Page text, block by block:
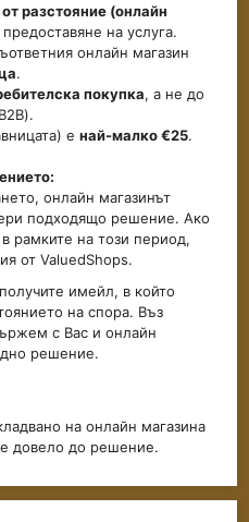
разстояние (онлайн
на услуга.
онлайн магазин
.
покупка, а не до
енай-малко €25.
онлайн магазинът
подходящо решение. Ако
рамките на този период,
от ValuedShops.
имейл, в който
на спора. Въз
с Вас и онлайн
решение.
на онлайн магазина
довело до решение.